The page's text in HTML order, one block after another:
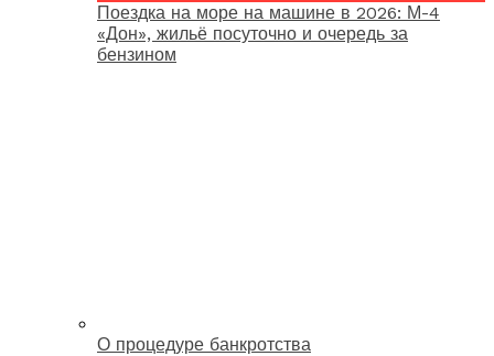
Поездка на море на машине в 2026: М-4
«Дон», жильё посуточно и очередь за
бензином
О процедуре банкротства